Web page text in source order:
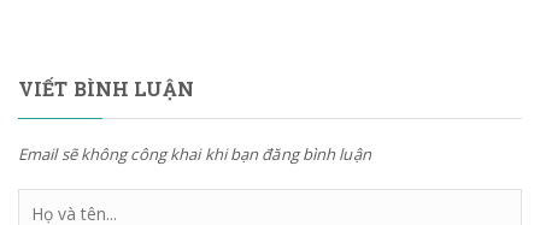
VIẾT BÌNH LUẬN
Email sẽ không công khai khi bạn đăng bình luận